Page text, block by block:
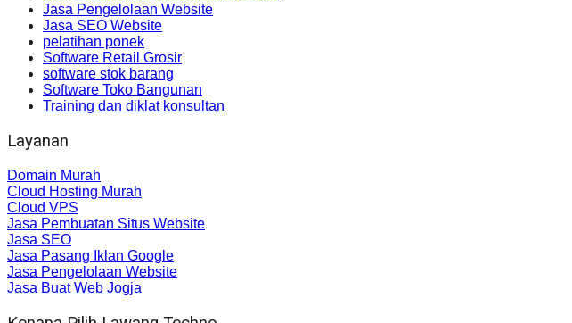
Jasa Pengelolaan Website
Jasa SEO Website
pelatihan ponek
Software Retail Grosir
software stok barang
Software Toko Bangunan
Training dan diklat konsultan
Layanan
Domain Murah
Cloud Hosting Murah
Cloud VPS
Jasa Pembuatan Situs Website
Jasa SEO
Jasa Pasang Iklan Google
Jasa Pengelolaan Website
Jasa Buat Web Jogja